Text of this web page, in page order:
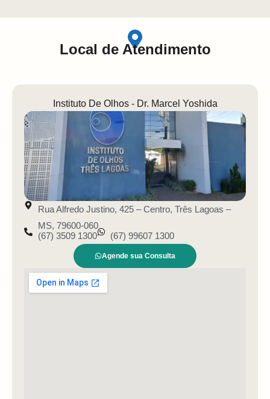
Local de Atendimento
Instituto De Olhos - Dr. Marcel Yoshida
Rua Alfredo Justino, 425 – Centro, Três Lagoas –
MS, 79600-060
(67) 3509 1300
(67) 99607 1300
Agende sua Consulta